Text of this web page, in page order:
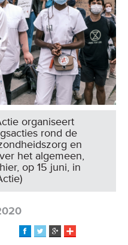
organiseert
rond de
en
het algemeen,
op 15 juni, in